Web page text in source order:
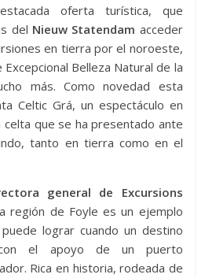
oferta turística, que
del Nieuw Statendam acceder
en tierra por el noroeste,
Belleza Natural de la
más. Como novedad esta
Celtic Grá, un espectáculo en
celta que se ha presentado ante
tanto en tierra como en el
general de Excursions
región de Foyle es un ejemplo
lograr cuando un destino
con el apoyo de un puerto
Rica en historia, rodeada de